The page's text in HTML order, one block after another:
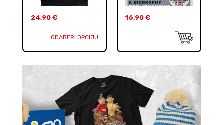
24,90 €
ODABERI OPCIJU
16,90 €